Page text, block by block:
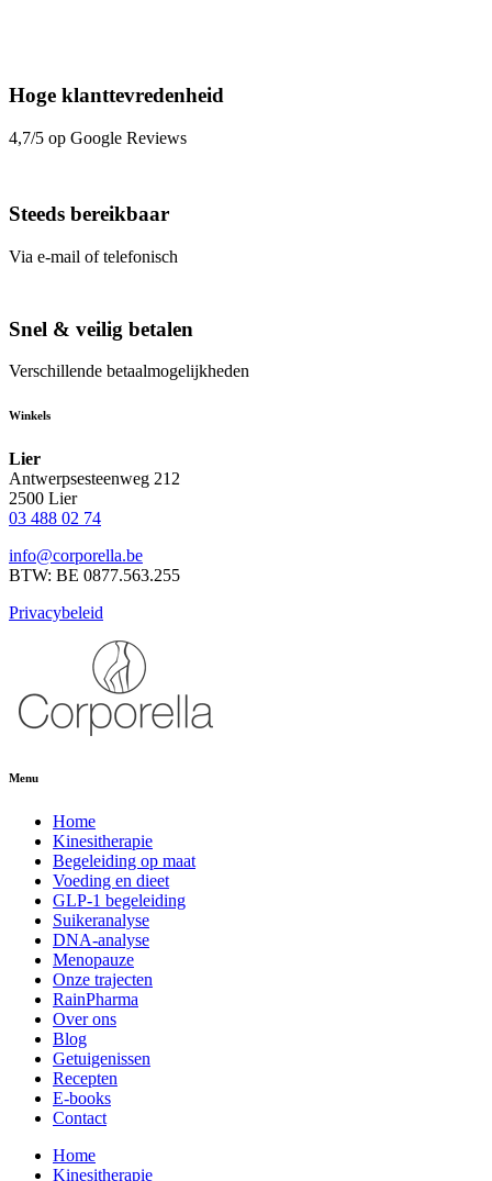
Hoge klanttevredenheid
4,7/5 op Google Reviews
Steeds bereikbaar
Via e-mail of telefonisch
Snel & veilig betalen
Verschillende betaalmogelijkheden
Winkels
Lier
Antwerpsesteenweg 212
2500 Lier
03 488 02 74
info@corporella.be
BTW: BE 0877.563.255
Privacybeleid
Menu
Home
Kinesitherapie
Begeleiding op maat
Voeding en dieet
GLP-1 begeleiding
Suikeranalyse
DNA-analyse
Menopauze
Onze trajecten
RainPharma
Over ons
Blog
Getuigenissen
Recepten
E-books
Contact
Home
Kinesitherapie